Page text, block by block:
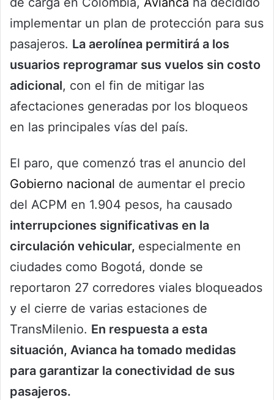
implementar un plan de protección para sus
pasajeros. La aerolínea permitirá a los
usuarios reprogramar sus vuelos sin costo
adicional, con el fin de mitigar las
afectaciones generadas por los bloqueos
en las principales vías del país.
El paro, que comenzó tras el anuncio del
Gobierno nacional de aumentar el precio
del ACPM en 1.904 pesos, ha causado
interrupciones significativas en la
circulación vehicular, especialmente en
ciudades como Bogotá, donde se
reportaron 27 corredores viales bloqueados
y el cierre de varias estaciones de
TransMilenio. En respuesta a esta
situación, Avianca ha tomado medidas
para garantizar la conectividad de sus
pasajeros.